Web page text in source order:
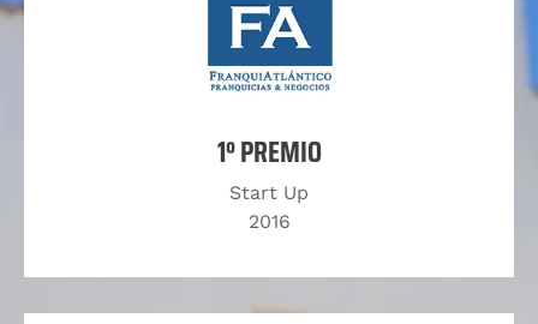
1º PREMIO
Start Up
2016